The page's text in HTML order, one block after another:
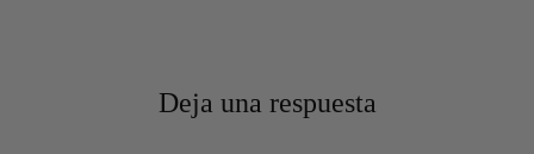
Deja una respuesta